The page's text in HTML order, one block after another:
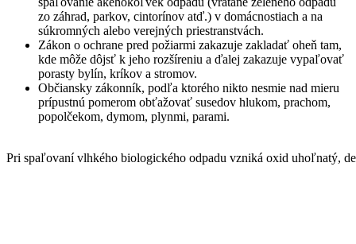
zo záhrad, parkov, cintorínov atď.) v domácnostiach a na
súkromných alebo verejných priestranstvách.
Zákon o ochrane pred požiarmi zakazuje zakladať oheň tam,
kde môže dôjsť k jeho rozšíreniu a ďalej zakazuje vypaľovať
porasty bylín, kríkov a stromov.
Občiansky zákonník, podľa ktorého nikto nesmie nad mieru
prípustnú pomerom obťažovať susedov hlukom, prachom,
popolčekom, dymom, plynmi, parami.
Pri spaľovaní vlhkého biologického odpadu vzniká oxid uhoľnatý,